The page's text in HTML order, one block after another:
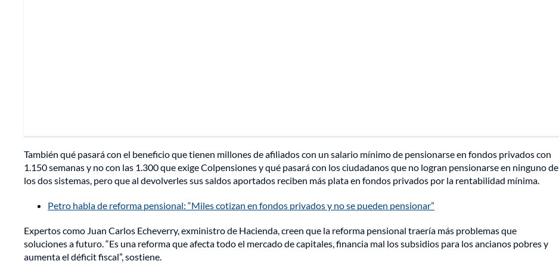
También qué pasará con el beneficio que tienen millones de afiliados con un salario mínimo de pensionarse en fondos privados con
1.150 semanas y no con las 1.300 que exige Colpensiones y qué pasará con los ciudadanos que no logran pensionarse en ninguno de
los dos sistemas, pero que al devolverles sus saldos aportados reciben más plata en fondos privados por la rentabilidad mínima.
Petro habla de reforma pensional: “Miles cotizan en fondos privados y no se pueden pensionar”
Expertos como Juan Carlos Echeverry, exministro de Hacienda, creen que la reforma pensional traería más problemas que
soluciones a futuro. “Es una reforma que afecta todo el mercado de capitales, financia mal los subsidios para los ancianos pobres y
aumenta el déficit fiscal”, sostiene.